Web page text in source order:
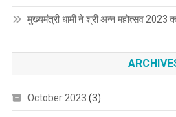
मुख्यमंत्री धामी ने श्री अन्न महोत्सव 2023
October 2023 (3)